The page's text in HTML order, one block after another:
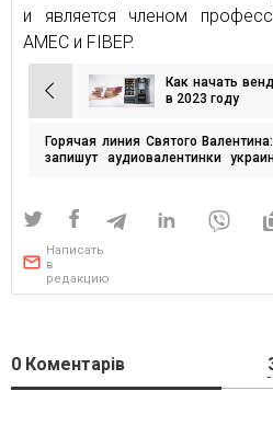
и является членом
AMEC и FIBEP.
Навигация
по
записям
Как начать
в 2023 году
Горячая линия Святого
запишут аудиовалентинки
Написать
в
редакцию
0 Коментарів